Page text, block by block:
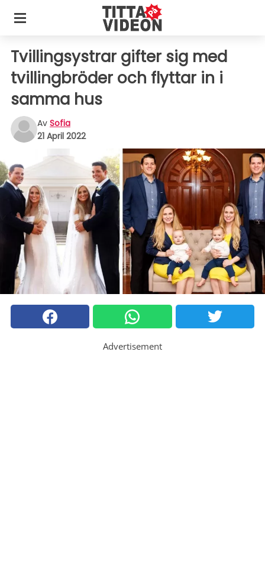
Tvillingsystrar gifter sig med
tvillingbröder och flyttar in i
samma hus
Av Sofia
21 April 2022
Advertisement